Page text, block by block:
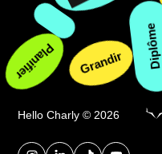
Planifier Diplôme
Grandir
Hello Charly © 2026